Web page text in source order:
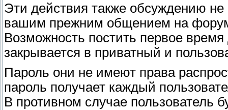
Эти действия также обсуждению не
вашим прежним общением на
Возможность постить первое
закрывается в приватный и
Пароль они не имеют права
пароль получает каждый
В противном случае пользователь